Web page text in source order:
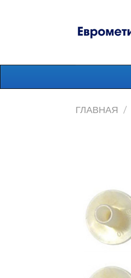
ГЛАВНАЯ /